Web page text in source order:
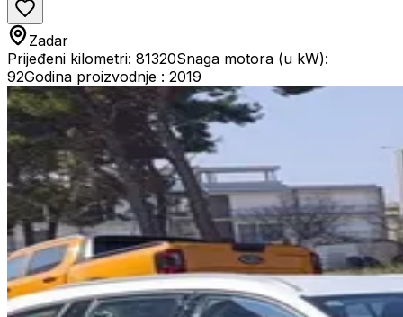
Zadar
Prijeđeni kilometri: 81320Snaga motora (u kW):
92Godina proizvodnje : 2019